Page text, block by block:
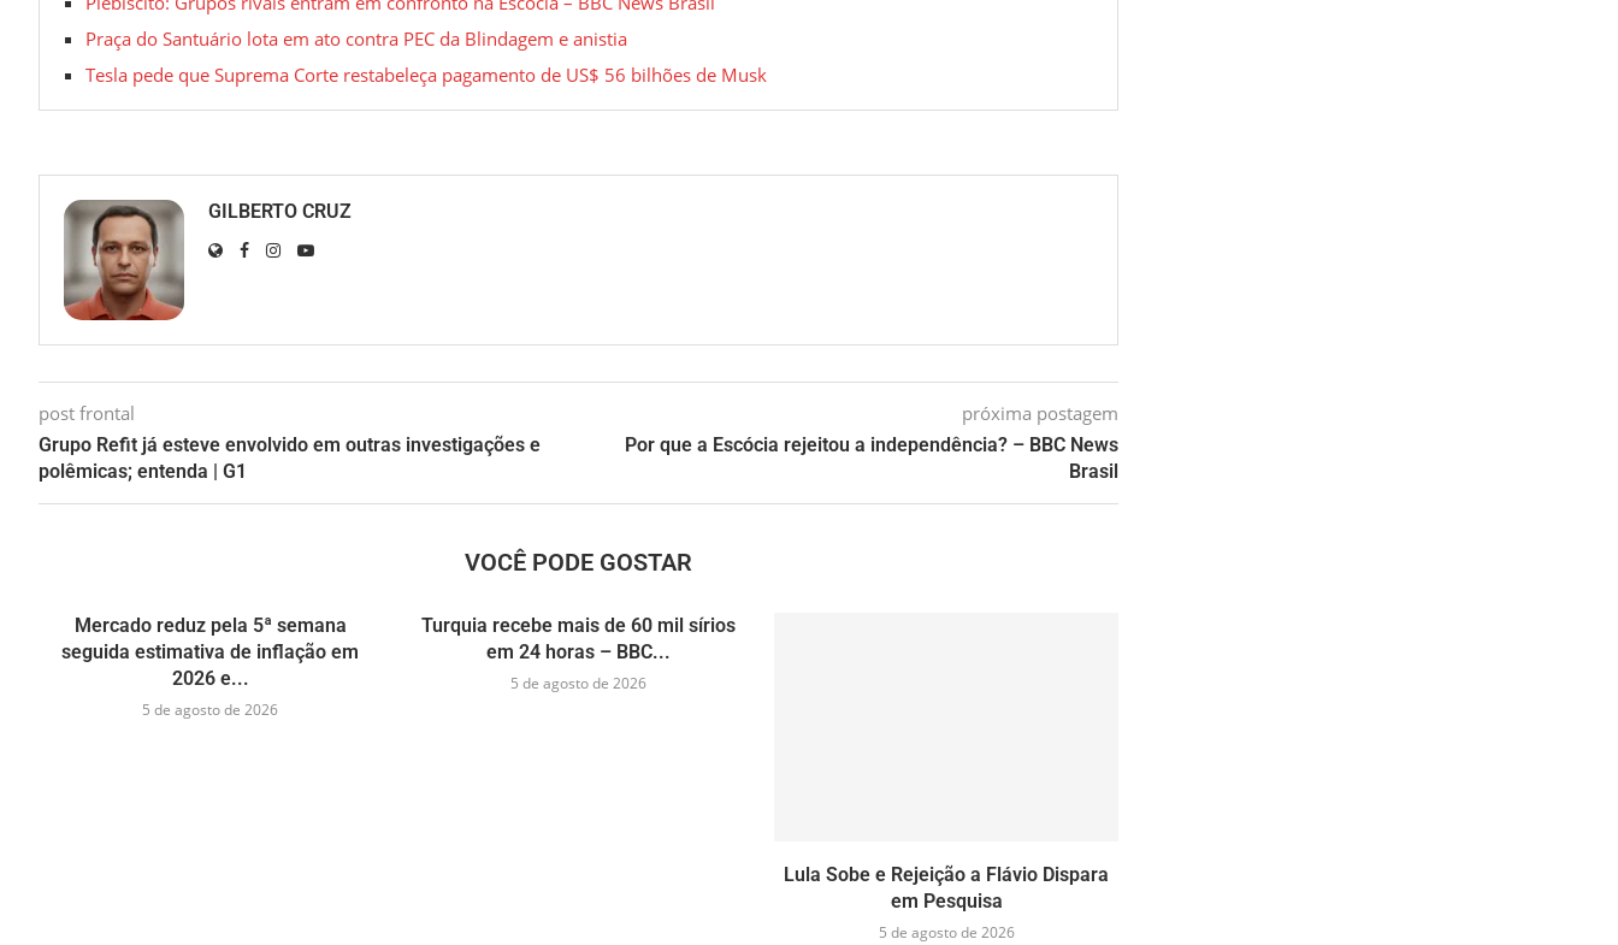
Praça do Santuário lota em ato contra PEC da Blindagem e anistia
Tesla pede que Suprema Corte restabeleça pagamento de US$ 56 bilhões de Musk
GILBERTO CRUZ
post frontal
Grupo Refit já esteve envolvido em outras investigações e
polêmicas; entenda | G1
próxima postagem
Por que a Escócia rejeitou a independência? – BBC News
Brasil
VOCÊ PODE GOSTAR
Mercado reduz pela 5ª semana
seguida estimativa de inflação em
2026 e...
5 de agosto de 2026
Turquia recebe mais de 60 mil sírios
em 24 horas – BBC...
5 de agosto de 2026
Lula Sobe e Rejeição a Flávio Dispara
em Pesquisa
5 de agosto de 2026